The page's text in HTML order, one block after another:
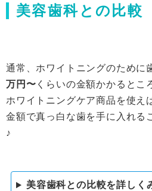
美容歯科との比較
通常、ホワイトニングのために
万円〜 くらいの金額かかるとこ
ホワイトニングケア商品を使え
金額で真っ白な歯を手に入れる
♪
美容歯科との比較を詳しく